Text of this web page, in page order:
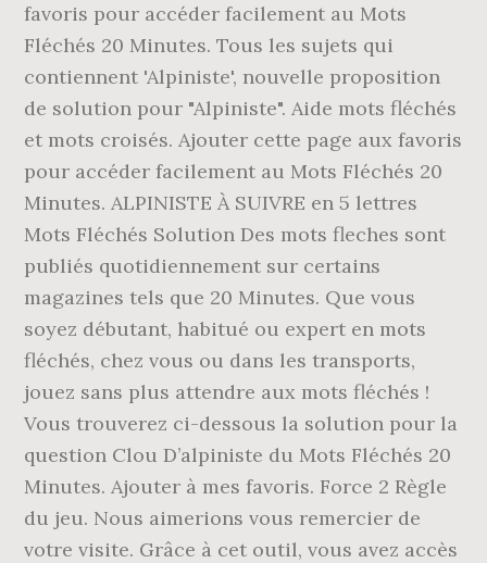
favoris pour accéder facilement au Mots
Fléchés 20 Minutes. Tous les sujets qui
contiennent 'Alpiniste', nouvelle proposition
de solution pour "Alpiniste". Aide mots fléchés
et mots croisés. Ajouter cette page aux favoris
pour accéder facilement au Mots Fléchés 20
Minutes. ALPINISTE À SUIVRE en 5 lettres
Mots Fléchés Solution Des mots fleches sont
publiés quotidiennement sur certains
magazines tels que 20 Minutes. Que vous
soyez débutant, habitué ou expert en mots
fléchés, chez vous ou dans les transports,
jouez sans plus attendre aux mots fléchés !
Vous trouverez ci-dessous la solution pour la
question Clou D’alpiniste du Mots Fléchés 20
Minutes. Ajouter à mes favoris. Force 2 Règle
du jeu. Nous aimerions vous remercier de
votre visite. Grâce à cet outil, vous avez accès